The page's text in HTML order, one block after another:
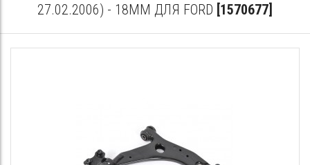
27.02.2006) - 18ММ ДЛЯ FORD [1570677]